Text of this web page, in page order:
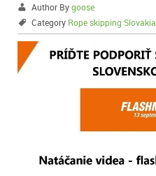
Author Bygoose
Category Rope skipping Slovakia